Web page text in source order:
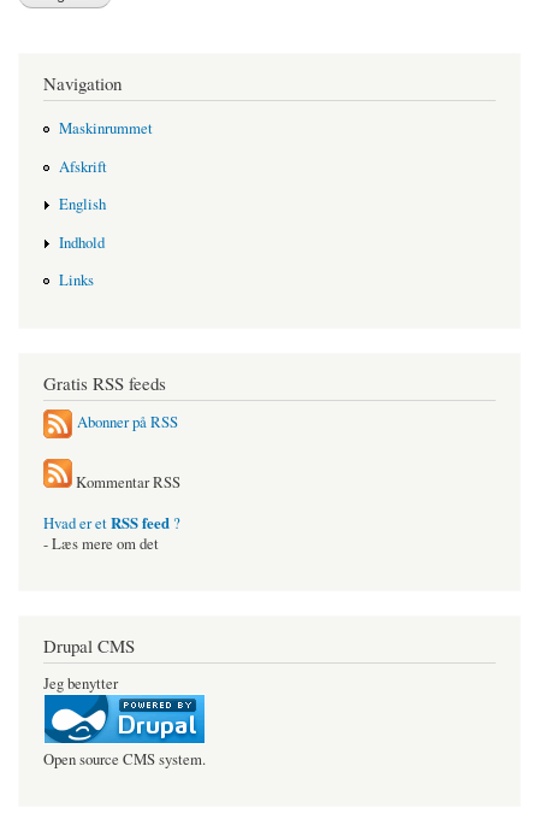
Navigation
Maskinrummet
Afskrift
English
Indhold
Links
Gratis RSS feeds
Abonner på RSS
Kommentar RSS
Hvad er etRSS feed ?
- Læs mere om det
Drupal CMS
Jeg benytter
Open source CMS system.